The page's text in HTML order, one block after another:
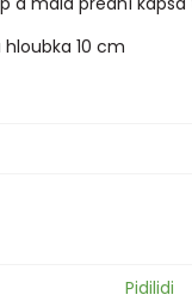
10 cm
Pidilidi